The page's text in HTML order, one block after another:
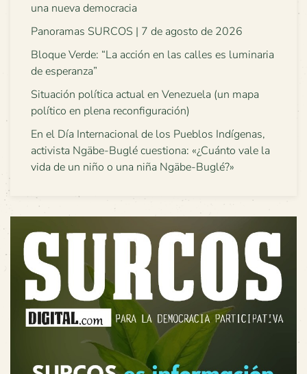
una nueva democracia
Panoramas SURCOS | 7 de agosto de 2026
Bloque Verde: “La acción en las calles es luminaria
de esperanza”
Situación política actual en Venezuela (un mapa
político en plena reconfiguración)
En el Día Internacional de los Pueblos Indígenas,
activista Ngäbe-Buglé cuestiona: «¿Cuánto vale la
vida de un niño o una niña Ngäbe-Buglé?»